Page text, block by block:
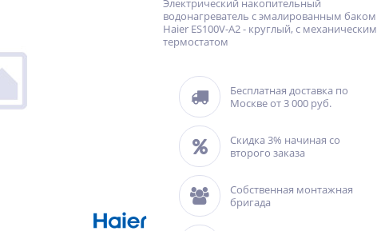
Электрический накопительный
водонагреватель с эмалированным баком
Haier ES100V-A2 - круглый, с механическим
термостатом
Бесплатная доставка по
Москве от 3 000 руб.
Скидка 3% начиная со
второго заказа
Собственная монтажная
бригада